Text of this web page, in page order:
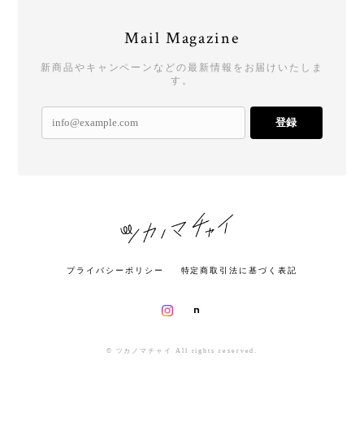
Mail Magazine
新商品やキャンペーンなどの最新情報をお届けいたしま
す。
登録
プライバシーポリシー 特定商取引法に基づく表記
© ツカノマチャイ All rights reserved.